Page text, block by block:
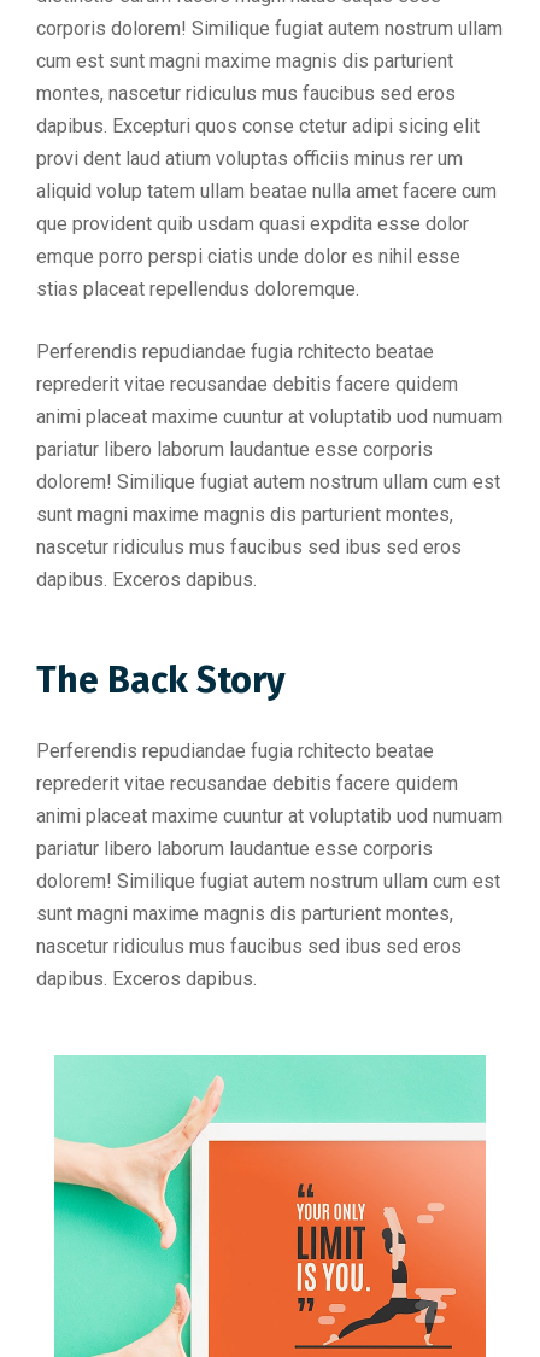
corporis dolorem! Similique fugiat autem nostrum ullam
cum est sunt magni maxime magnis dis parturient
montes, nascetur ridiculus mus faucibus sed eros
dapibus. Excepturi quos conse ctetur adipi sicing elit
provi dent laud atium voluptas officiis minus rer um
aliquid volup tatem ullam beatae nulla amet facere cum
que provident quib usdam quasi expdita esse dolor
emque porro perspi ciatis unde dolor es nihil esse
stias placeat repellendus doloremque.
Perferendis repudiandae fugia rchitecto beatae
reprederit vitae recusandae debitis facere quidem
animi placeat maxime cuuntur at voluptatib uod numuam
pariatur libero laborum laudantue esse corporis
dolorem! Similique fugiat autem nostrum ullam cum est
sunt magni maxime magnis dis parturient montes,
nascetur ridiculus mus faucibus sed ibus sed eros
dapibus. Exceros dapibus.
The Back Story
Perferendis repudiandae fugia rchitecto beatae
reprederit vitae recusandae debitis facere quidem
animi placeat maxime cuuntur at voluptatib uod numuam
pariatur libero laborum laudantue esse corporis
dolorem! Similique fugiat autem nostrum ullam cum est
sunt magni maxime magnis dis parturient montes,
nascetur ridiculus mus faucibus sed ibus sed eros
dapibus. Exceros dapibus.